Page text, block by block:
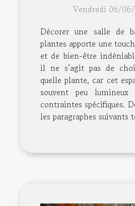
Vendredi 06/
Décorer une salle de
plantes apporte une
et de bien-être
il ne s’agit pas de
quelle plante, car cet
souvent peu lumineux
contraintes spécifiques.
les paragraphes suivants